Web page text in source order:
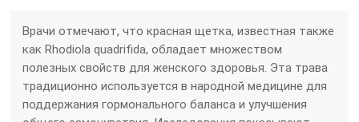
Врачи отмечают, что красная щетка, известная также
как Rhodiola quadrifida, обладает множеством
полезных свойств для женского здоровья. Эта трава
традиционно используется в народной медицине для
поддержания гормонального баланса и улучшения